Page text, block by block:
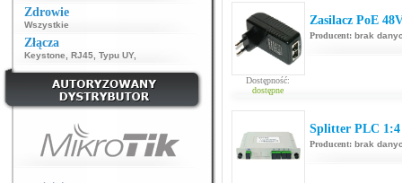
Zdrowie
Wszystkie
Złącza
Keystone RJ45 Typu UY,
Dostępność:
dostępne
Zasilacz PoE
Producent: brak
Splitter PLC 1:4
Producent: brak